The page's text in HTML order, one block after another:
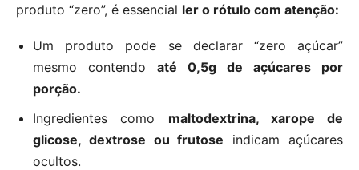
produto “zero”, é essencial ler o rótulo com atenção:
Um produto pode se declarar “zero açúcar”
mesmo contendo até 0,5g de açúcares por
porção.
Ingredientes como maltodextrina, xarope de
glicose, dextrose ou frutose indicam açúcares
ocultos.